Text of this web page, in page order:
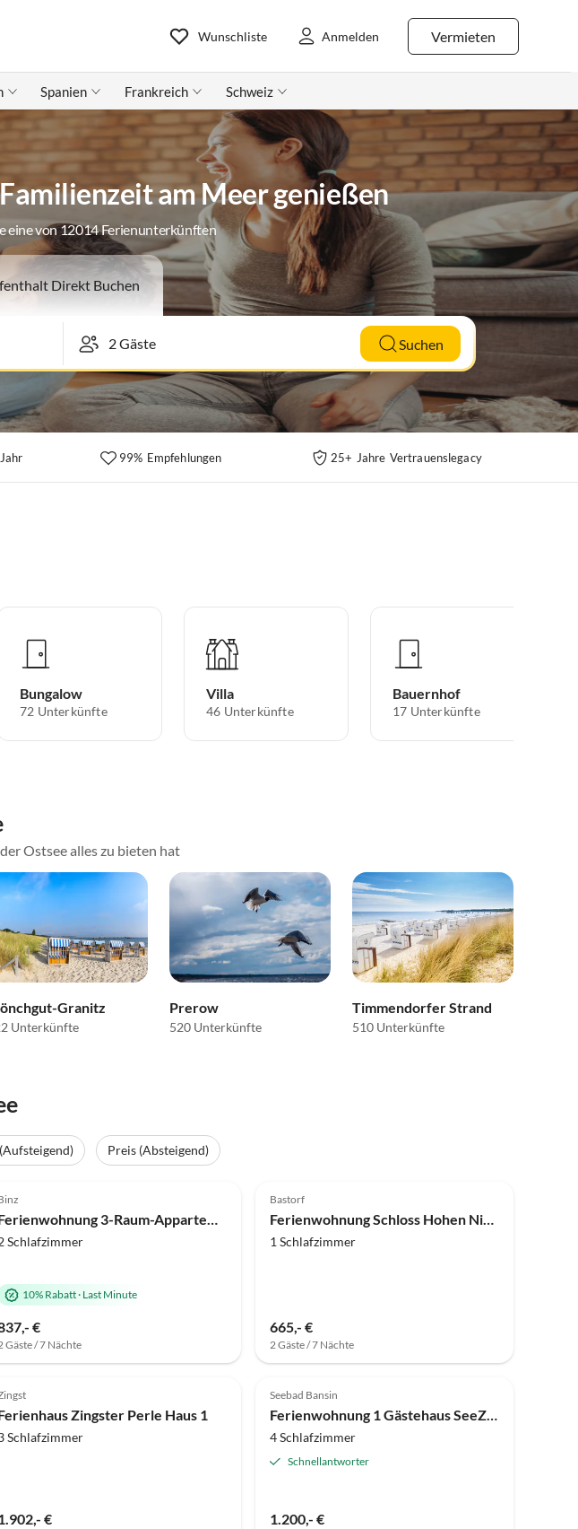
Vermieten
Wunschliste Anmelden
Spanien Frankreich Schweiz
am Meer genießen
eine von 12014 Ferienunterkünften
Direkt Buchen
Suchen
99% Empfehlungen 25+ Jahre Vertrauenslegacy
Bungalow
72 Unterkünfte
Villa
46 Unterkünfte
Bauernhof
17 Unterkünfte
Ostsee alles zu bieten hat
Granitz
Unterkünfte
Prerow
520 Unterkünfte
Timmendorfer Strand
510 Unterkünfte
Preis (Absteigend)
Top-Inserat
Ferienwohnung 3-Raum-Appartement im FeHa am Schmachter See
Schlafzimmer
10% Rabatt· Last Minute
€
Gäste / 7 Nächte
Bastorf
Ferienwohnung Schloss Hohen Niendorf
1 Schlafzimmer
665,- €
2 Gäste / 7 Nächte
Top-Inserat
Zingster Perle Haus 1
Schlafzimmer
€
Top-Inserat
Seebad Bansin
Ferienwohnung 1 Gästehaus SeeZeit
4 Schlafzimmer
Schnellantworter
1.200,- €